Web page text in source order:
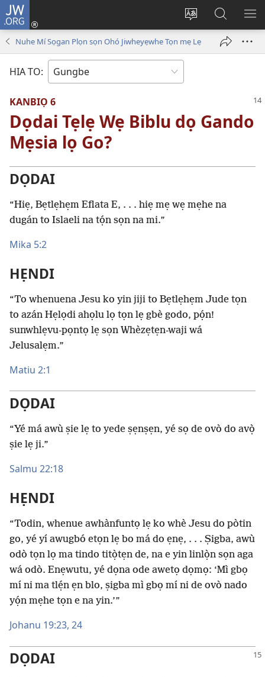
JW.ORG
Diọ
ogbè
nọtẹn
Hùn
Adà
(opens
new
Dín
to
JW.ORG
Nuhe Mí Sọgan Plọn sọn Ohó Jiwheyẹwhe Tọn mẹ Lẹ
HIA TO:
KANBIỌ 6
Dọdai Tẹlẹ Wẹ Biblu dọ Gando
Mẹsia lọ Go?
DỌDAI
“Hiẹ, Bẹtlẹhẹm Eflata E, . . . hiẹ mẹ wẹ mẹhe na
dugán to Islaeli na tọ́n sọn na mi.”
Mika 5:2
HẸNDI
“To whenuena Jesu ko yin jiji to Bẹtlẹhẹm Jude tọn
to azán Hẹlọdi ahọlu lọ tọn lẹ gbè godo, pọ́n!
sunwhlẹvu-pọntọ lẹ sọn Whèzẹtẹn-waji wá
Jelusalẹm.”
Matiu 2:1
DỌDAI
“Yé má awù ṣie lẹ to yede ṣẹnṣẹn, yé sọ de ovò do avọ̀
ṣie lẹ ji.”
Salmu 22:18
HẸNDI
“Todin, whenue awhànfuntọ lẹ ko whè Jesu do pòtin
go, yé yí awugbó etọn lẹ bo má do ẹnẹ, . . . Ṣigba, awù
odò tọn lọ ma tindo titọ̀tẹn de, na e yin linlọ̀n sọn aga
wá odò. Enẹwutu, yé dọna ode awetọ dọmọ: ‘Mì gbọ
mí ni ma tlẹ́n ẹn blo, ṣigba mì gbọ mí ni de ovò nado
yọ́n mẹhe tọn e na yin.’”
Johanu 19:23, 24
DỌDAI